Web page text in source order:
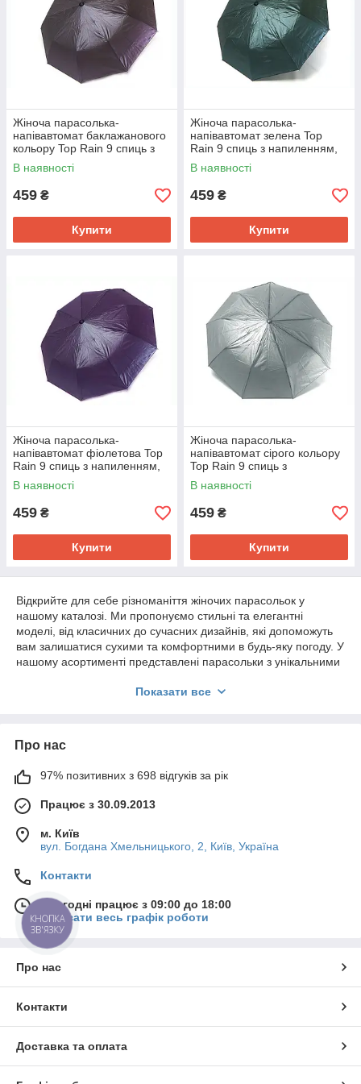
Жіноча парасолька-
напівавтомат баклажанового
кольору Top Rain 9 спиць з
напиленням №777
В наявності
459 ₴
Купити
Жіноча парасолька-
напівавтомат зелена Top
Rain 9 спиць з напиленням,
№777
В наявності
459 ₴
Купити
Жіноча парасолька-
напівавтомат фіолетова Top
Rain 9 спиць з напиленням,
№777
В наявності
459 ₴
Купити
Жіноча парасолька-
напівавтомат сірого кольору
Top Rain 9 спиць з
напиленням, №777
В наявності
459 ₴
Купити
Відкрийте для себе різноманіття жіночих парасольок у
нашому каталозі. Ми пропонуємо стильні та елегантні
моделі, від класичних до сучасних дизайнів, які допоможуть
вам залишатися сухими та комфортними в будь-яку погоду. У
нашому асортименті представлені парасольки з унікальними
автоматичними та полуавтоматичними механізмами.
стильним доповненням до вашого образу. Ми піклуємося про
антиветровими системами, які запобігають поломкам при
легкими механізмами розкриття, що забезпечує комфорт і
Незалежно від того, чи шукаєте ви класичну чорну
у нас є ідеальний варіант для вас. Наші парасольки
допоможуть вам виглядати стильно та почуватися впевнено в
будь-яку погоду.
Показати все
Про нас
97% позитивних з 698 відгуків за рік
Працює з 30.09.2013
м. Київ
вул. Богдана Хмельницького, 2, Київ, Україна
Контакти
Сьогодні працює з 09:00 до 18:00
Показати весь графік роботи
Про нас
Контакти
Доставка та оплата
КНОПКА
ЗВ'ЯЗКУ